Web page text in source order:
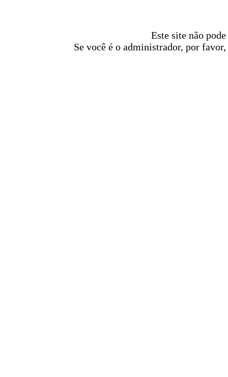
Este site não
Se você é o administrador, por